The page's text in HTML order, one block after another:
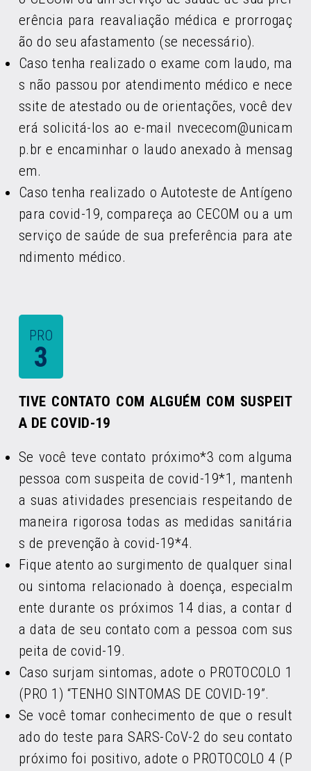
erência para reavaliação médica e prorrogaç
ão do seu afastamento (se necessário).
Caso tenha realizado o exame com laudo, ma
s não passou por atendimento médico e nece
ssite de atestado ou de orientações, você dev
erá solicitá-los ao e-mail nvececom@unicam
p.br e encaminhar o laudo anexado à mensag
em.
Caso tenha realizado o Autoteste de Antígeno
para covid-19, compareça ao CECOM ou a um
serviço de saúde de sua preferência para ate
ndimento médico.
PRO
3
TIVE CONTATO COM ALGUÉM COM SUSPEIT
A DE COVID-19
Se você teve contato próximo*3 com alguma
pessoa com suspeita de covid-19*1, mantenh
a suas atividades presenciais respeitando de
maneira rigorosa todas as medidas sanitária
s de prevenção à covid-19*4.
Fique atento ao surgimento de qualquer sinal
ou sintoma relacionado à doença, especialm
ente durante os próximos 14 dias, a contar d
a data de seu contato com a pessoa com sus
peita de covid-19.
Caso surjam sintomas, adote o PROTOCOLO 1
(PRO 1) “TENHO SINTOMAS DE COVID-19”.
Se você tomar conhecimento de que o result
ado do teste para SARS-CoV-2 do seu contato
próximo foi positivo, adote o PROTOCOLO 4 (P